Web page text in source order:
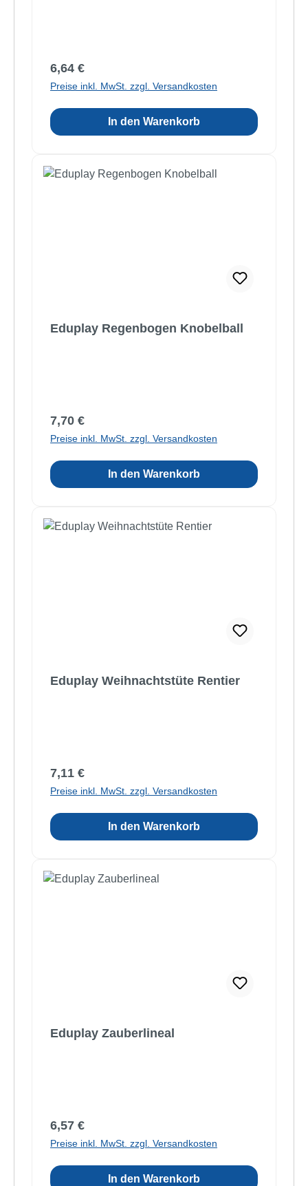
Regulärer Preis:
6,64 €
Preise inkl. MwSt. zzgl. Versandkosten
In den Warenkorb
Eduplay Regenbogen Knobelball
Regulärer Preis:
7,70 €
Preise inkl. MwSt. zzgl. Versandkosten
In den Warenkorb
Eduplay Weihnachtstüte Rentier
Regulärer Preis:
7,11 €
Preise inkl. MwSt. zzgl. Versandkosten
In den Warenkorb
Eduplay Zauberlineal
Regulärer Preis:
6,57 €
Preise inkl. MwSt. zzgl. Versandkosten
In den Warenkorb